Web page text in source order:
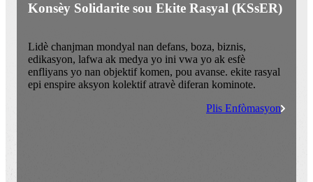
Konsèy Solidarite sou Ekite Rasyal (KSsER)
Lidè chanjman mondyal nan defans, boza, biznis,
edikasyon, lafwa ak medya yo ini vwa yo ak esfè
enfliyans yo nan objektif komen, pou avanse. ekite rasyal
epi enspire aksyon kolektif atravè diferan kominote.
Plis Enfòmasyon